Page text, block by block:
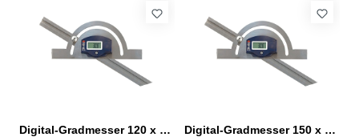
Digital-Gradmesser 120 x 150 mm mit verschiebbarer Schiene
Digital-Gradmesser 150 x 300 mm mit verschiebbarer Schiene